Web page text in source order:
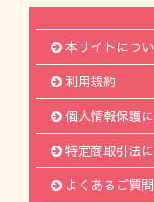
本サイトにつ
利用規約
個人情報保護
特定商取引法
よくあるご質問